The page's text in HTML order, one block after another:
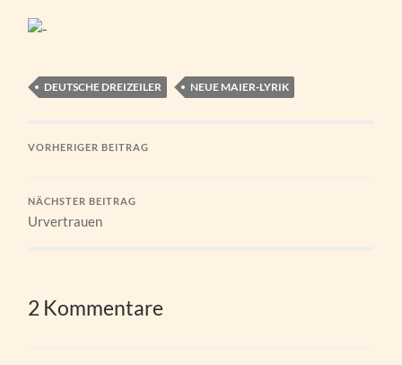
DEUTSCHE DREIZEILER NEUE MAIER-LYRIK
VORHERIGER BEITRAG
NÄCHSTER BEITRAG
Urvertrauen
2 Kommentare